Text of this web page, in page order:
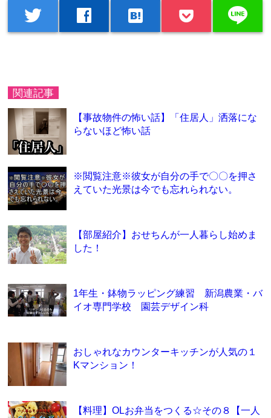
twitter facebook hatenabookmark line
関連記事
【事故物件の怖い話】「住居人」洒落にな
らないほど怖い話
※閲覧注意※彼女が自分の手で〇〇を押さ
えていた光景は今でも忘れられない。
【部屋紹介】おせちんが一人暮らし始めま
した！
1年生・鉢物ラッピング練習 新潟農業・バ
イオ専門学校 園芸デザイン科
おしゃれなカウンターキッチンが人気の１
Kマンション！
【料理】OLお弁当をつくる☆その８【一人